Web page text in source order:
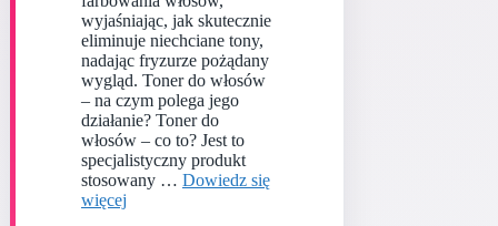
wyjaśniając, jak skutecznie
eliminuje niechciane tony,
nadając fryzurze pożądany
wygląd. Toner do włosów
– na czym polega jego
działanie? Toner do
włosów – co to? Jest to
specjalistyczny produkt
stosowany … Dowiedz się
więcej